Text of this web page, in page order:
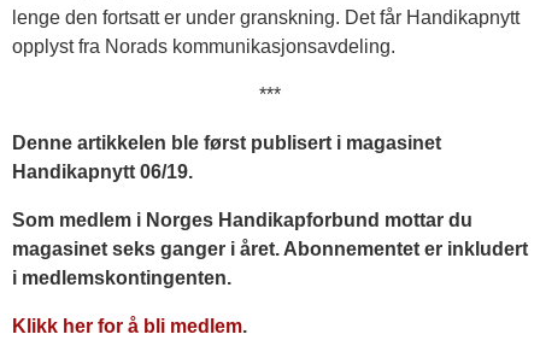
lenge den fortsatt er under granskning. Det får Handikapnytt
opplyst fra Norads kommunikasjonsavdeling.
***
Denne artikkelen ble først publisert i magasinet
Handikapnytt 06/19.
Som medlem i Norges Handikapforbund mottar du
magasinet seks ganger i året. Abonnementet er inkludert
i medlemskontingenten.
Klikk her for å bli medlem.